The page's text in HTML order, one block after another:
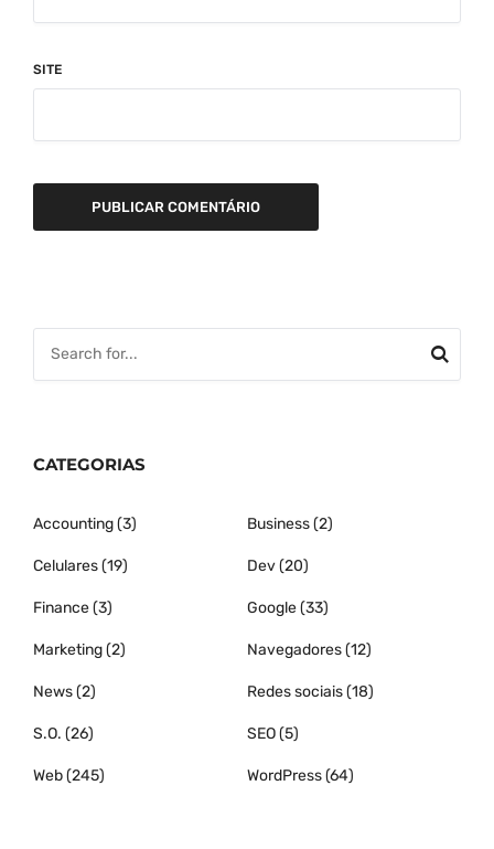
SITE
CATEGORIAS
Accounting(3) Business(2)
Celulares(19) Dev(20)
Finance(3) Google(33)
Marketing(2) Navegadores(12)
News(2) Redes sociais(18)
S.O. (26) SEO(5)
Web(245) WordPress(64)